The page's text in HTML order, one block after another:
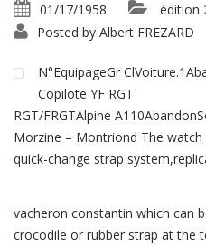
01/17/1958
édition
Posted by Albert FREZARD
N°EquipageGr
Copilote YF RGT
RGT/FRGTAlpine
Morzine – Montriond The watch
quick-change strap
vacheron constantin which can
crocodile or rubber strap at the